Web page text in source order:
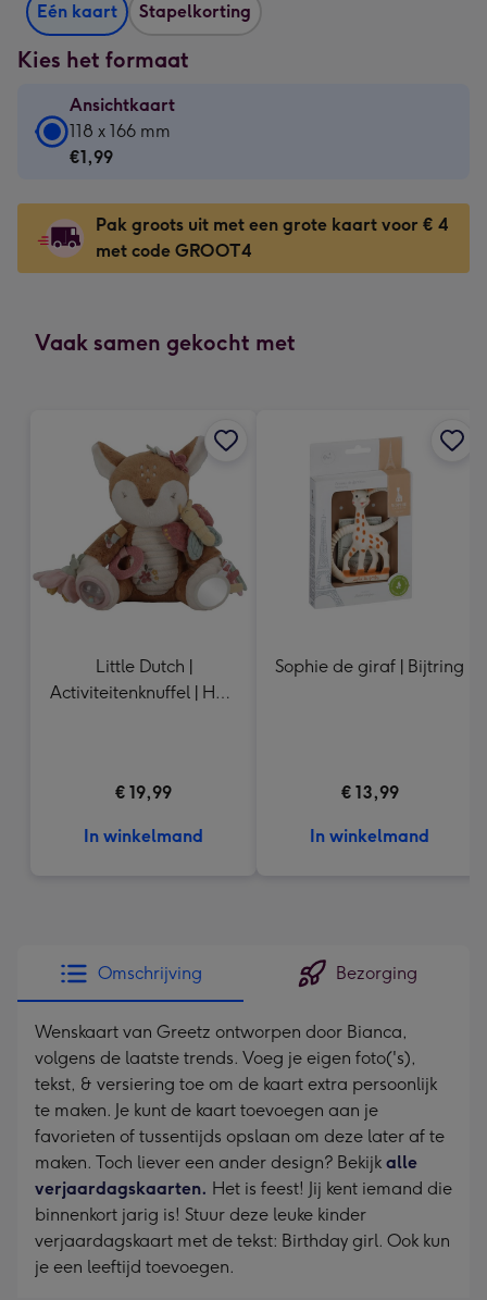
Eén kaart Stapelkorting
Kies het formaat
Ansichtkaart
Ansichtkaart
-
-
118
x
-
166
mm
118 x 166 mm
€1,99
Pak groots uit met een grote kaart voor € 4
met code GROOT4
Vaak samen gekocht met
Little Dutch |
Activiteitenknuffel | Hert
€ 19,99
In winkelmand
Sophie de giraf | Bijtring
€ 13,99
In winkelmand
Omschrijving Bezorging
Wenskaart van Greetz ontworpen door Bianca,
volgens de laatste trends. Voeg je eigen foto('s),
tekst, & versiering toe om de kaart extra persoonlijk
te maken. Je kunt de kaart toevoegen aan je
favorieten of tussentijds opslaan om deze later af te
maken. Toch liever een ander design? Bekijk alle
verjaardagskaarten. Het is feest! Jij kent iemand die
binnenkort jarig is! Stuur deze leuke kinder
verjaardagskaart met de tekst: Birthday girl. Ook kun
je een leeftijd toevoegen.